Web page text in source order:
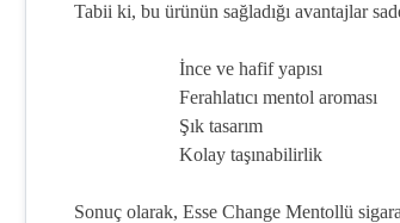
Tabii ki, bu ürünün sağladığı avantajlar
İnce ve hafif yapısı
Ferahlatıcı mentol aroması
Şık tasarım
Kolay taşınabilirlik
Sonuç olarak, Esse Change Mentollü